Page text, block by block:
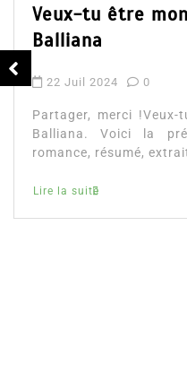
Dans Romance
Romances –
6 Juil 2026
Trois nouveautés